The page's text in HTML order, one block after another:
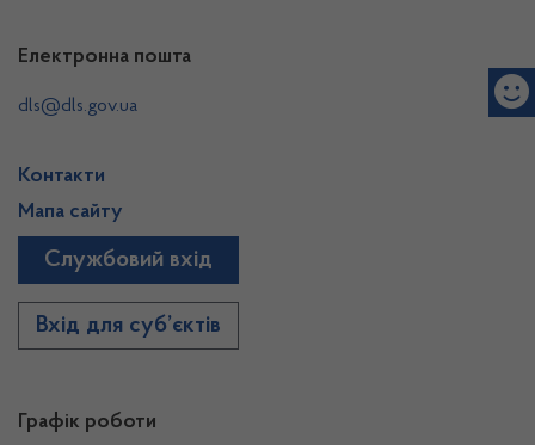
Графік роботи
Електронна пошта
dls@dls.gov.ua
Контакти
Мапа сайту
Службовий вхід
Вхід для суб’єктів